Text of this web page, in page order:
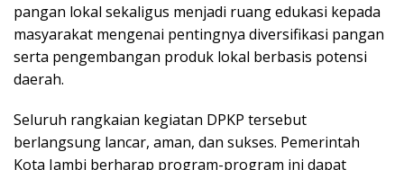
pangan lokal sekaligus menjadi ruang edukasi kepada
masyarakat mengenai pentingnya diversifikasi pangan
serta pengembangan produk lokal berbasis potensi
daerah.
Seluruh rangkaian kegiatan DPKP tersebut
berlangsung lancar, aman, dan sukses. Pemerintah
Kota Jambi berharap program-program ini dapat